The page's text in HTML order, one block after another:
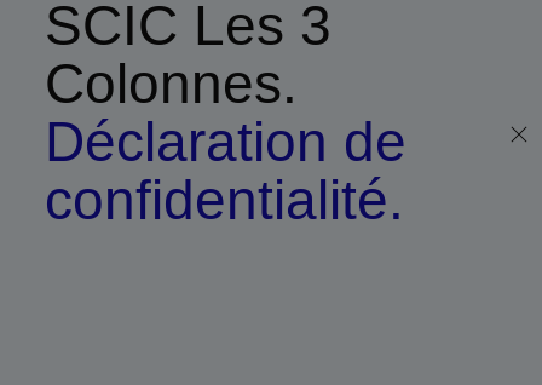
SCIC Les 3
Colonnes.
Déclaration de
confidentialité.